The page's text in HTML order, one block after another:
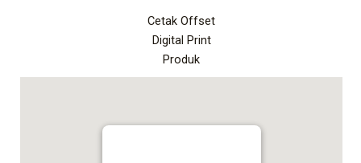
Cetak Offset
Digital Print
Produk